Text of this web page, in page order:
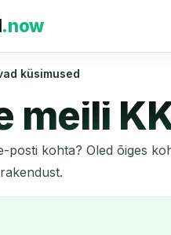
.now
küsimused
meili
posti kohta? Oled õiges